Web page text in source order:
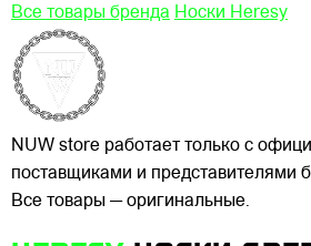
Все товары бренда Носки Heresy
NUW store работает только с
поставщиками и представителями
Все товары — оригинальные.